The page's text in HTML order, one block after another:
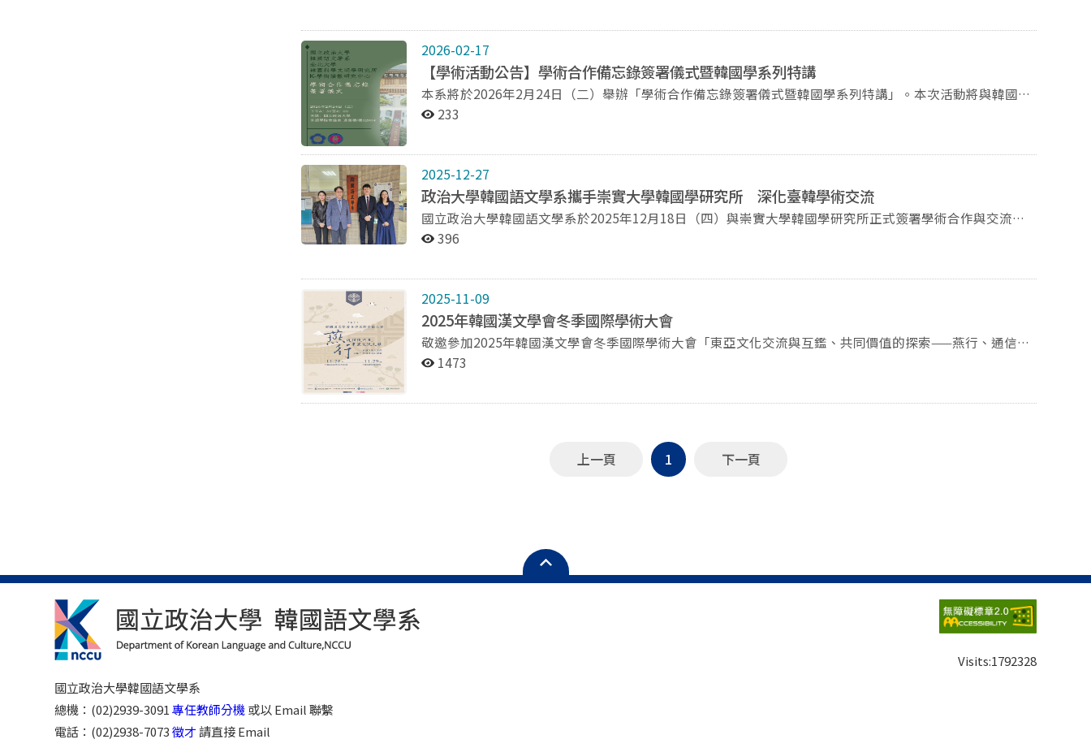
地區各國研究機構合作舉辦，藉以凝聚東亞地區漢學研究者的研究能量與成果共享。 有別於去年會議以東
亞使行為主題，本次會議將聚焦於東亞地區的小人物與微觀知識，試圖藉此理解東亞文化交流的宏大敘事
下，底層與個人如何創造個人的微觀歷史。近代東亞文化交流研究不再是湯瑪斯•卡萊爾（Thomas
Carlyle）所強調的以英雄為主的敘事，而是卡洛•金茲堡（Carlo Ginzburg）所強調的微觀史學。微觀史學
主張，當我們從高空俯瞰（宏觀）時，歷史看起來是規律、必然的；但當我們切近觀察時，會發現歷史充滿
聚焦以下主題，但不限於以下主題： 1. 東亞英雄或主流人物以外的小人物史 2. 底層與邊緣人的日常與文化
3. 女性作為知識主體的能動性 4. 作為文化、語言中介的翻譯者 5. 地方士人或地方知識的紀錄與傳承 6. 跨國
移動中的移民、漂流民或被擄人等 7. 運用數位人文進行之小人物或地方史研究等 本次會議將於6月12日邀
請韓國高麗大學鄭雨峰教授與韓國慶北大學鄭羽洛教授擔任主題演講者，並邀集8位韓國學者、2位越南學
者、2位香港學者，以及7位臺灣學者共同探討近代東亞地區的小人物與知識史，內容涵蓋朝鮮王朝中人及
法鼓文理學院等研究團隊、韓國嶺南大學罕爾福老師進行四場數位人文工作坊，從理論、團隊、教育到技
術、人機共作等議題，探討如何實踐數位人文研究。 由於場地座位有限，本次活動報名人數限30名，並提
供會議餐點與便當、會議手冊。請務必確認與會後再報名，愛護地球與糧食。報名截止時間為 6月11日中
午，報名成功者將於截止後寄發提醒信。若報名人數額滿，將提前結束報名。 主辦單位： 國立政治大學韓
國語文學系 國立中正大學文學院 臺灣數位人文學會 會議籌備人員： 林侑毅(國立政治大學韓國語文學系
https://forms.gle/saYR4n6TmdrHGhFx7
現、敘事技巧與現場即興互動中的藝術價值。 在技術層面，講者深入淺出地介紹盤索里的核心要素，包括
長短（節奏型態）的變化運用、發聲方式的控制技巧，以及演唱者肢體動作與情感表達之間的密切關係，使
參與者能夠從理論與感官層面同步理解此一傳統藝術形式。 此外，課程亦透過《水宮歌》與《春香歌》等
經典曲目作為實例，說明盤索里如何透過敘事結構與音樂表現，傳達豐富的文學與情感意涵。同時，活動亦
實務延伸，也成功營造跨文化學習的沉浸式體驗。吳輪貞教授表示，未來將持續規劃相關文化體驗活動，期
望進一步推動韓國語文與文化教育之深度發展，並拓展學生對韓國藝術文化的國際視野。 本活動開放「觀
光韓語」課程學生及校內外對韓國國樂藝術有興趣之人士共同參與，現場氣氛熱絡，成為一場結合理論、實
作與文化交流的視聽盛宴。
2026-02-17
【學術活動公告】學術合作備忘錄簽署儀式暨韓國學系列特講
本系將於2026年2月24日（二）舉辦「學術合作備忘錄簽署儀式暨韓國學系列特講」。本次活動將與韓國全
北大學韓國科學文明學研究所K-學術擴散研究中心簽署學術合作備忘錄，深化臺韓雙方在教學與研究領域之
233
2025-12-27
政治大學韓國語文學系攜手崇實大學韓國學研究所 深化臺韓學術交流
國立政治大學韓國語文學系於2025年12月18日（四）與崇實大學韓國學研究所正式簽署學術合作與交流協
議，為臺韓兩校在韓國學教育與研究領域之合作揭開新頁。此次協議由崇實大學韓國學研究所車奉俊所長、
術演講與研究交流等多元面向。未來，本系師生可運用崇實大學韓國學研究所所開發之多語字幕韓國學線上
課程，進一步深化對韓國文化、藝術與社會之理解。 雙方期盼透過制度化合作與資源共享，持續擴大臺韓
韓國學研究與教育之國際連結，並共同培育具備全球視野之次世代韓國學研究人才。
396
2025-11-09
2025年韓國漢文學會冬季國際學術大會
敬邀參加2025年韓國漢文學會冬季國際學術大會「東亞文化交流與互鑑、共同價值的探索——燕行、通信使
行及東亞交流文獻」 各位學者先進好： 國立政治大學韓國語文學系謹訂於 115 年 11 月 28 日（星期
典翻譯的東亞在地知識學專家教育研究團共同主辦，以促進各國東亞交流研究者溝通與對話，共享燕行錄、
通信使行錄及其他東亞交流文獻研究成果。 由於場地座位有限，本次活動報名人數限30名，並提供會議餐
文古典翻譯的東亞在地知識學專家教育研究團 會議籌備人員： 林侑毅(國立政治大學韓國語文學系副教授)
1473
上一頁 1 下一頁
國立政治大學韓國語文學系
總機：(02)2939-3091專任教師分機或以 Email 聯繫
電話：(02)2938-7073徵才請直接 Email
Visits:1792328